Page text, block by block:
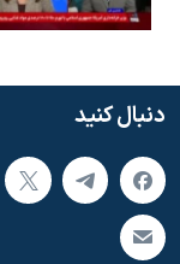
دنبال کنید